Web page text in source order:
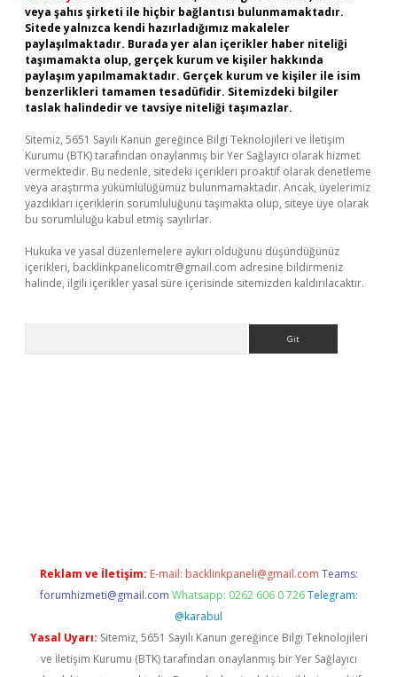
veya şahıs şirketi ile hiçbir bağlantısı bulunmamaktadır.
Sitede yalnızca kendi hazırladığımız makaleler
paylaşılmaktadır. Burada yer alan içerikler haber niteliği
taşımamakta olup, gerçek kurum ve kişiler hakkında
paylaşım yapılmamaktadır. Gerçek kurum ve kişiler ile isim
benzerlikleri tamamen tesadüfidir. Sitemizdeki bilgiler
taslak halindedir ve tavsiye niteliği taşımazlar.
Sitemiz, 5651 Sayılı Kanun gereğince Bilgi Teknolojileri ve İletişim
Kurumu (BTK) tarafından onaylanmış bir Yer Sağlayıcı olarak hizmet
vermektedir. Bu nedenle, sitedeki içerikleri proaktif olarak denetleme
veya araştırma yükümlülüğümüz bulunmamaktadır. Ancak, üyelerimiz
yazdıkları içeriklerin sorumluluğunu taşımakta olup, siteye üye olarak
bu sorumluluğu kabul etmiş sayılırlar.
Hukuka ve yasal düzenlemelere aykırı olduğunu düşündüğünüz
içerikleri, backlinkpanelicomtr@gmail.com adresine bildirmeniz
halinde, ilgili içerikler yasal süre içerisinde sitemizden kaldırılacaktır.
Reklam ve İletişim: E-mail: backlinkpaneli@gmail.com Teams:
forumhizmeti@gmail.com Whatsapp: 0262 606 0 726 Telegram:
@karabul
Yasal Uyarı: Sitemiz, 5651 Sayılı Kanun gereğince Bilgi Teknolojileri
ve İletişim Kurumu (BTK) tarafından onaylanmış bir Yer Sağlayıcı